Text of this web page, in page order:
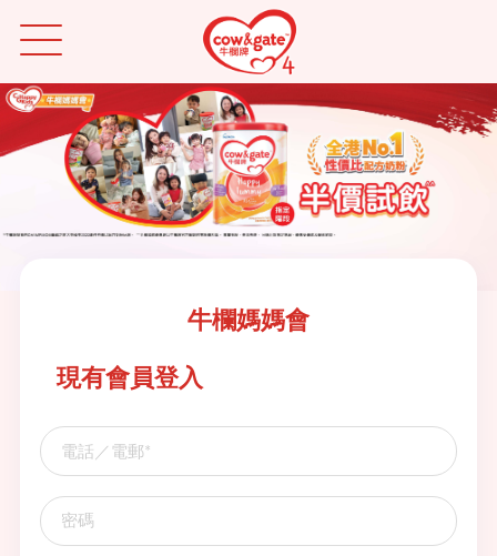
關於我們
A2 β-酪蛋白系列 半價試飲優惠
牛欄媽媽會
現有會員登入